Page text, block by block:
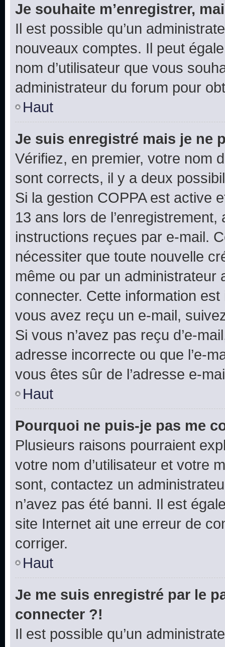
Je souhaite m’enregistrer,
Il est possible qu’un
nouveaux comptes. Il peut
nom d’utilisateur que vous
administrateur du forum pour
Haut
Je suis enregistré mais je ne
Vérifiez, en premier, votre nom
sont corrects, il y a deux
Si la gestion COPPA est active
13 ans lors de
instructions reçues par e-mail.
nécessiter que toute nouvelle
même ou par un
connecter. Cette information
vous avez reçu un e-mail,
Si vous n’avez pas reçu d’e-
adresse incorrecte ou que l’e-
vous êtes sûr de l’adresse e-
Haut
Pourquoi ne puis-je pas me
Plusieurs raisons pourraient
votre nom d’utilisateur et votre
sont, contactez un
n’avez pas été banni. Il est
site Internet ait une erreur de
corriger.
Haut
Je me suis enregistré par le
connecter ?!
Il est possible qu’un